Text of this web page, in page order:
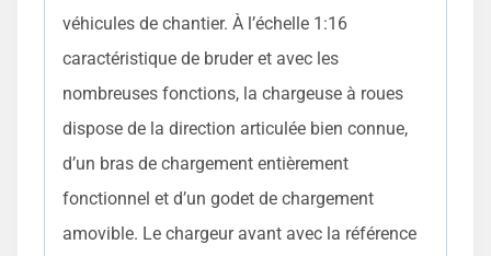
véhicules de chantier. À l’échelle 1:16
caractéristique de bruder et avec les
nombreuses fonctions, la chargeuse à roues
dispose de la direction articulée bien connue,
d’un bras de chargement entièrement
fonctionnel et d’un godet de chargement
amovible. Le chargeur avant avec la référence